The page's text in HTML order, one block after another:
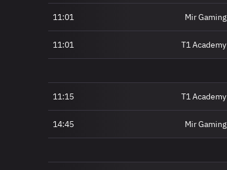
11:01 Mir Gaming
11:01 T1 Academy
11:15 T1 Academy
14:45 Mir Gaming